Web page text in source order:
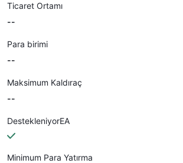
Ticaret Ortamı
--
Para birimi
--
Maksimum Kaldıraç
--
DestekleniyorEA
Minimum Para Yatırma